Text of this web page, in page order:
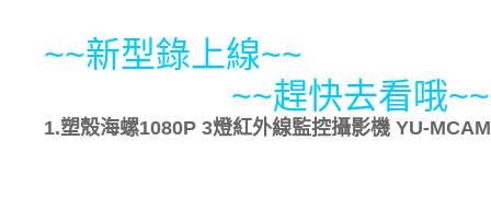
~~新型錄上線~~
~~趕快去看哦~~
1.塑殼海螺1080P 3燈紅外線監控攝影機 YU-